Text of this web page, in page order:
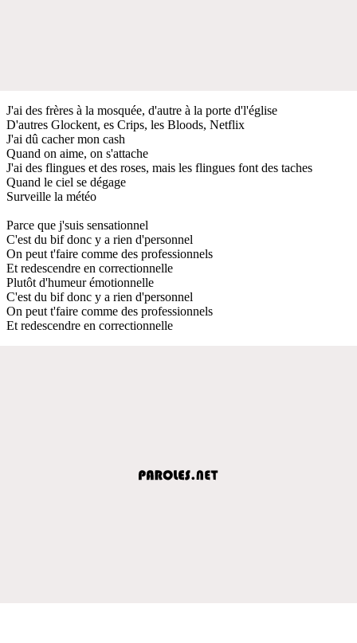
J'ai des frères à la mosquée, d'autre à la porte d'l'église
D'autres Glockent, es Crips, les Bloods, Netflix
J'ai dû cacher mon cash
Quand on aime, on s'attache
J'ai des flingues et des roses, mais les flingues font des taches
Quand le ciel se dégage
Surveille la météo
Parce que j'suis sensationnel
C'est du bif donc y a rien d'personnel
On peut t'faire comme des professionnels
Et redescendre en correctionnelle
Plutôt d'humeur émotionnelle
C'est du bif donc y a rien d'personnel
On peut t'faire comme des professionnels
Et redescendre en correctionnelle